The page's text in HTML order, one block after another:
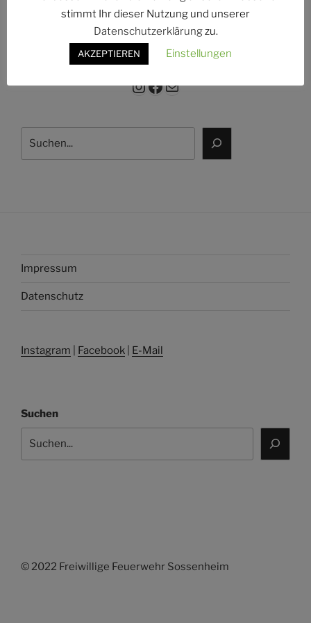
Instagram
Facebook
E-Mail
Impressum
Datenschutz
Instagram Facebook E-Mail
Suchen
© 2022 Freiwillige Feuerwehr Sossenheim
stimmt Ihr dieser Nutzung und unserer
Datenschutzerklärungzu.
AKZEPTIEREN Einstellungen